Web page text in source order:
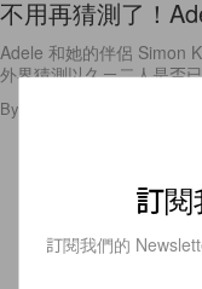
不用再猜測了！
Adele 和她的伴侶 Simon
外界猜測以久－二人是否
By
訂
訂閱我們的